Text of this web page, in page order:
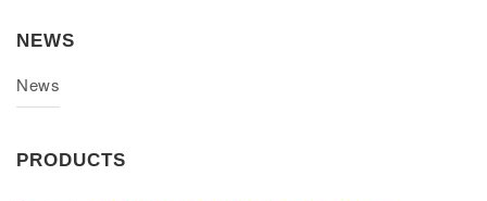
NEWS
News
PRODUCTS